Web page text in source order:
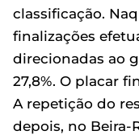
classificação.
finalizações
direcionadas ao
27,8%. O placar
A repetição do
depois, no